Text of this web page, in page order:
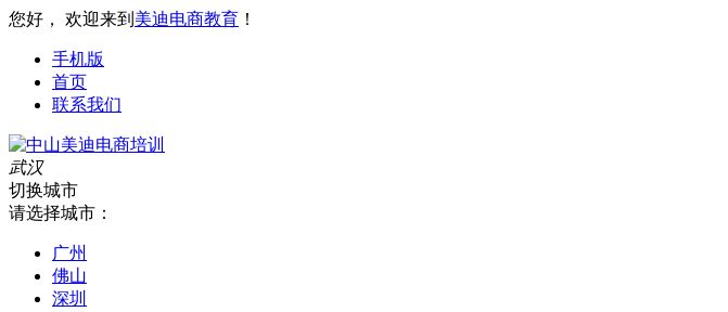
您好， 欢迎来到 美迪电商教育 ！
手机版
首页
联系我们
武汉
切换城市
请选择城市：
广州
佛山
深圳